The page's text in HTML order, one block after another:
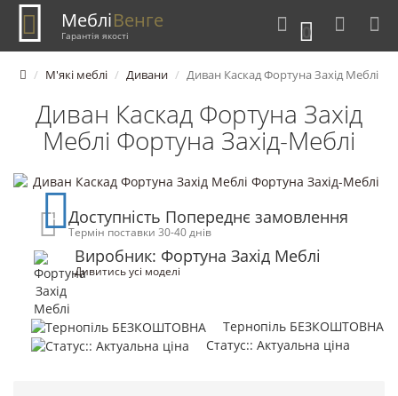
0
МебліВенге
Гарантія якості
М'які меблі Дивани Диван Каскад Фортуна Захід Меблі
Диван Каскад Фортуна Захід
Меблі Фортуна Захід-Меблі
Доступність Попереднє замовлення
Термін поставки 30-40 днів
Виробник: Фортуна Захід Меблі
Дивитись усі моделі
Тернопіль БЕЗКОШТОВНА
Статус:: Актуальна ціна